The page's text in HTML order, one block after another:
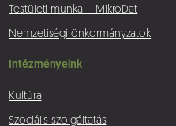
Testületi munka – MikroDat
Nemzetiségi önkormányzatok
Intézményeink
Kultúra
Szociális szolgáltatás